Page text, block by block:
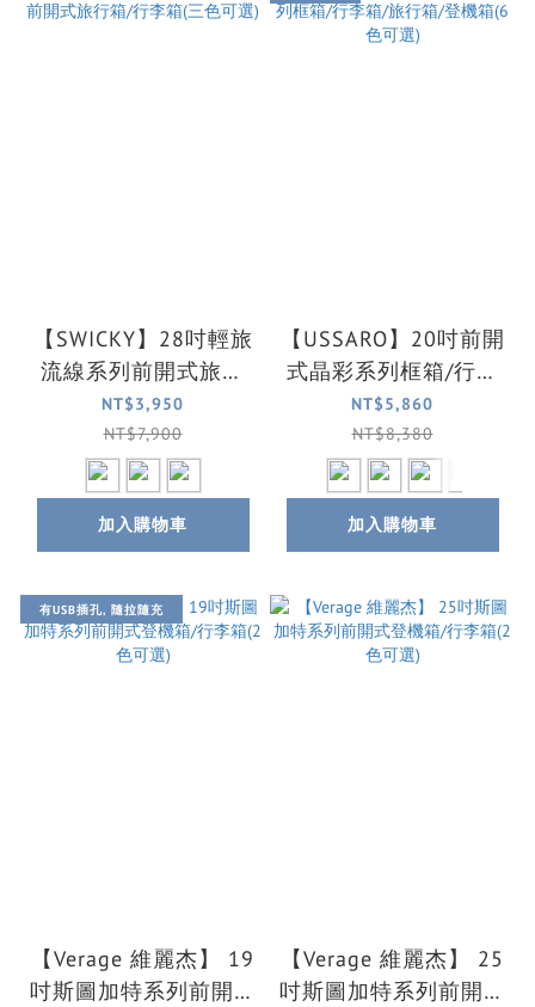
【SWICKY】28吋輕旅
流線系列前開式旅行
箱/行李箱(三色可選)
NT$3,950
NT$7,900
加入購物車
【USSARO】20吋前開
式晶彩系列框箱/行李
箱/旅行箱/登機箱(6色
可選)
NT$5,860
NT$8,380
加入購物車
有USB插孔, 隨拉隨充
【Verage 維麗杰】 19
吋斯圖加特系列前開式
【Verage 維麗杰】 25
吋斯圖加特系列前開式